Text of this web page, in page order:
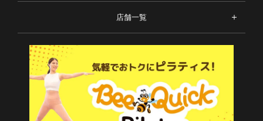
店舗一覧